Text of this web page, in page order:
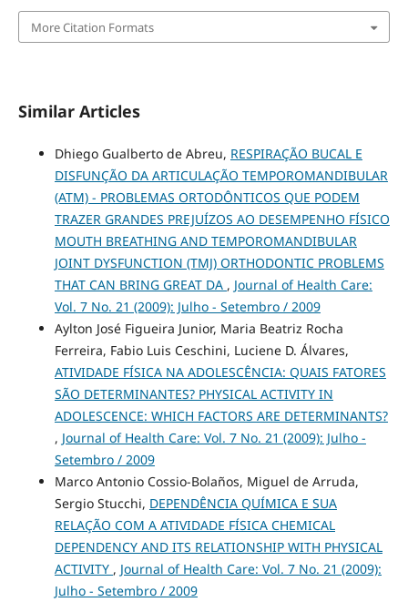
More Citation Formats
Similar Articles
Dhiego Gualberto de Abreu, RESPIRAÇÃO BUCAL E
DISFUNÇÃO DA ARTICULAÇÃO TEMPOROMANDIBULAR
(ATM) - PROBLEMAS ORTODÔNTICOS QUE PODEM
TRAZER GRANDES PREJUÍZOS AO DESEMPENHO FÍSICO
MOUTH BREATHING AND TEMPOROMANDIBULAR
JOINT DYSFUNCTION (TMJ) ORTHODONTIC PROBLEMS
THAT CAN BRING GREAT DA , Journal of Health Care:
Vol. 7 No. 21 (2009): Julho - Setembro / 2009
Aylton José Figueira Junior, Maria Beatriz Rocha
Ferreira, Fabio Luis Ceschini, Luciene D. Álvares,
ATIVIDADE FÍSICA NA ADOLESCÊNCIA: QUAIS FATORES
SÃO DETERMINANTES? PHYSICAL ACTIVITY IN
ADOLESCENCE: WHICH FACTORS ARE DETERMINANTS?
, Journal of Health Care: Vol. 7 No. 21 (2009): Julho -
Setembro / 2009
Marco Antonio Cossio-Bolaños, Miguel de Arruda,
Sergio Stucchi, DEPENDÊNCIA QUÍMICA E SUA
RELAÇÃO COM A ATIVIDADE FÍSICA CHEMICAL
DEPENDENCY AND ITS RELATIONSHIP WITH PHYSICAL
ACTIVITY , Journal of Health Care: Vol. 7 No. 21 (2009):
Julho - Setembro / 2009